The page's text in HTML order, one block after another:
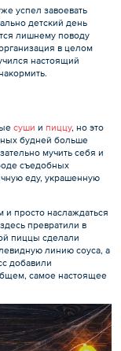
успел завоевать
детский день
лишнему поводу
в целом
настоящий
суши и пиццу, но это
будней больше
мучить себя и
съедобных
еду, украшенную
и просто наслаждаться
превратили в
пиццы сделали
линию соуса, а
добавили
самое настоящее